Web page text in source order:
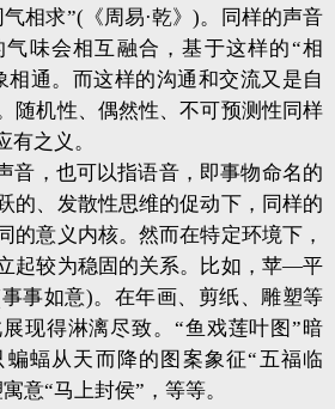
相求”(《周易·乾》)。同样的声音
味会相互融合，基于这样的“相
相通。而这样的沟通和交流又是自
随机性、偶然性、不可预测性同样
有之义。
，也可以指语音，即事物命名的
的、发散性思维的促动下，同样的
的意义内核。然而在特定环境下，
起较为稳固的关系。比如，苹—平
事如意)。在年画、剪纸、雕塑等
现得淋漓尽致。“鱼戏莲叶图”暗
蝠从天而降的图案象征“五福临
意“马上封侯”，等等。